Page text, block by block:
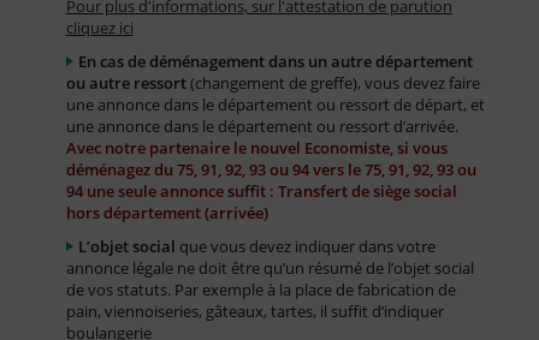
Pour plus d'informations, sur l'attestation de parution
cliquez ici
En cas de déménagement dans un autre département
ou autre ressort(changement de greffe), vous devez faire
une annonce dans le département ou ressort de départ, et
une annonce dans le département ou ressort d’arrivée.
Avec notre partenaire le nouvel Economiste, si vous
déménagez du 75, 91, 92, 93 ou 94 vers le 75, 91, 92, 93 ou
94 une seule annonce suffit : Transfert de siège social
hors département (arrivée)
L’objet social que vous devez indiquer dans votre
annonce légale ne doit être qu’un résumé de l’objet social
de vos statuts. Par exemple à la place de fabrication de
pain, viennoiseries, gâteaux, tartes, il suffit d’indiquer
boulangerie